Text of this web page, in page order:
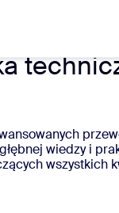
wiedzy i
wszystkich